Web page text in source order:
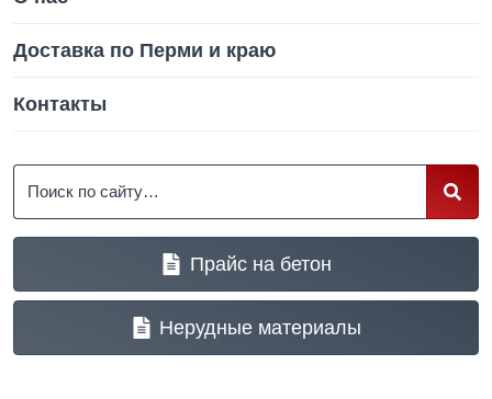
Доставка по Перми и краю
Контакты
Прайс на бетон
Нерудные материалы